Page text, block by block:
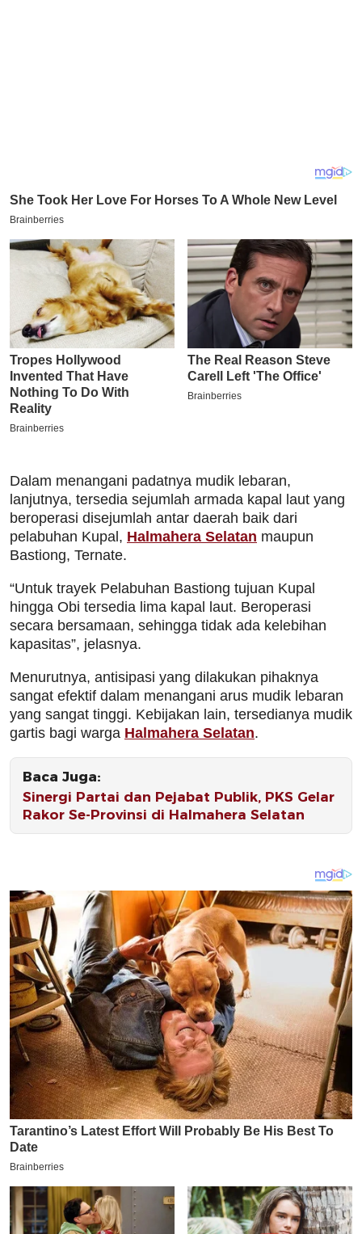
Dalam menangani padatnya mudik lebaran,
lanjutnya, tersedia sejumlah armada kapal laut yang
beroperasi disejumlah antar daerah baik dari
pelabuhan Kupal, Halmahera Selatan maupun
Bastiong, Ternate.
“Untuk trayek Pelabuhan Bastiong tujuan Kupal
hingga Obi tersedia lima kapal laut. Beroperasi
secara bersamaan, sehingga tidak ada kelebihan
kapasitas”, jelasnya.
Menurutnya, antisipasi yang dilakukan pihaknya
sangat efektif dalam menangani arus mudik lebaran
yang sangat tinggi. Kebijakan lain, tersedianya mudik
gartis bagi warga Halmahera Selatan.
Baca Juga:
Sinergi Partai dan Pejabat Publik, PKS Gelar
Rakor Se-Provinsi di Halmahera Selatan